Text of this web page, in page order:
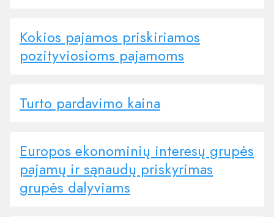
Kokios pajamos priskiriamos
pozityviosioms pajamoms
Turto pardavimo kaina
Europos ekonominių interesų grupės
pajamų ir sąnaudų priskyrimas
grupės dalyviams